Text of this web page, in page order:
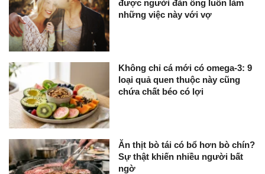
được người đàn ông luôn làm
những việc này với vợ
Không chỉ cá mới có omega-3: 9
loại quả quen thuộc này cũng
chứa chất béo có lợi
Ăn thịt bò tái có bổ hơn bò chín?
Sự thật khiến nhiều người bất
ngờ